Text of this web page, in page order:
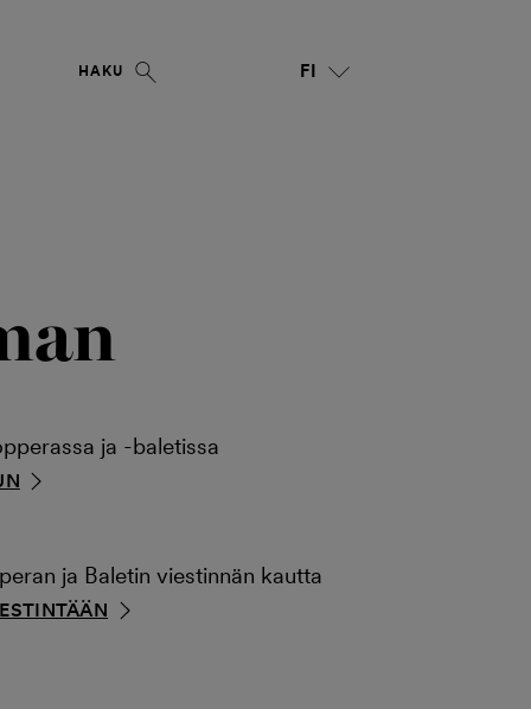
HAKU FI
ja -baletissa
ja Baletin viestinnän kautta